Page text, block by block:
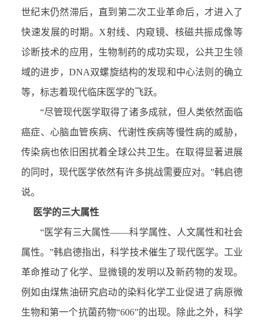
世纪末仍然滞后，直到第二次工业革命后，才进入了
快速发展的时期。X射线、内窥镜、核磁共振成像等
诊断技术的应用，生物制药的成功实现，公共卫生领
域的进步，DNA双螺旋结构的发现和中心法则的确立
等，标志着现代临床医学的飞跃。
“尽管现代医学取得了诸多成就，但人类依然面临
癌症、心脑血管疾病、代谢性疾病等慢性病的威胁，
传染病也依旧困扰着全球公共卫生。在取得显著进展
的同时，现代医学依然有许多挑战需要应对。”韩启德
说。
医学的三大属性
“医学有三大属性——科学属性、人文属性和社会
属性。”韩启德指出，科学技术催生了现代医学。工业
革命推动了化学、显微镜的发明以及新药物的发现。
例如由煤焦油研究启动的染料化学工业促进了病原微
生物和第一个抗菌药物“606”的出现。除此之外，科学